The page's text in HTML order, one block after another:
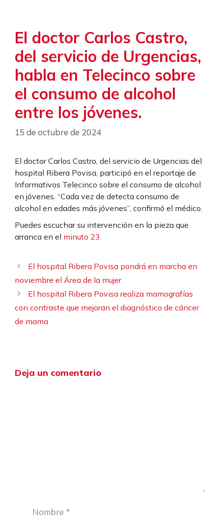
El doctor Carlos Castro,
del servicio de Urgencias,
habla en Telecinco sobre
el consumo de alcohol
entre los jóvenes.
15 de octubre de 2024
El doctor Carlos Castro, del servicio de Urgencias del
hospital Ribera Povisa, participó en el reportaje de
Informativos Telecinco sobre el consumo de alcohol
en jóvenes. “Cada vez de detecta consumo de
alcohol en edades más jóvenes”, confirmó el médico.
Puedes escuchar su intervención en la pieza que
arranca en el minuto 23.
El hospital Ribera Povisa pondrá en marcha en
noviembre el Área de la mujer
El hospital Ribera Povisa realiza mamografías
con contraste que mejoran el diagnóstico de cáncer
de mama
Deja un comentario